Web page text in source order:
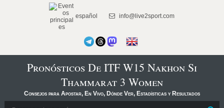
español info@live2sport.com
Pronósticos De ITF W15 Nakhon Si
Thammarat 3 Women
Consejos para Apostar, En Vivo, Dónde Ver, Estadísticas y Resultados